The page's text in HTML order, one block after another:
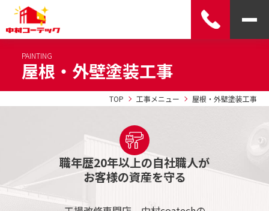
PAINTING
屋根・外壁塗装工事
TOP 工事メニュー 屋根・外壁塗装工事
職年歴20年以上の自社職人が
お客様の資産を守る